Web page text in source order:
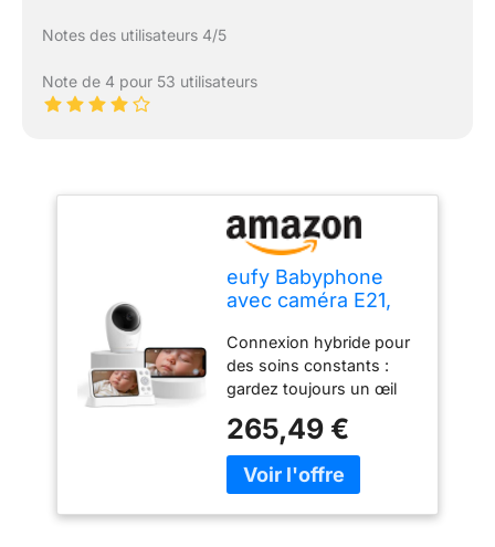
Notes des utilisateurs 4/5
Note de 4 pour 53 utilisateurs
eufy Babyphone
avec caméra E21,
(720p), Mode WiFi
Hybride/Hors Ligne,
contrôle par
Application et
Moniteur, Fonction
panoramique et
inclinable, Zoom 8X,
caméra Portable
Connexion hybride pour
des soins constants :
gardez toujours un œil
sans Wi-Fi. Grâce à
l'application, vous restez
connecté en
265,49 €